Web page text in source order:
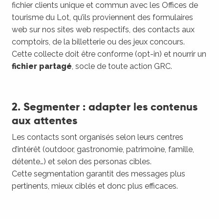
fichier clients unique et commun avec les Offices de
tourisme du Lot, qu’ils proviennent des formulaires
web sur nos sites web respectifs, des contacts aux
comptoirs, de la billetterie ou des jeux concours.
Cette collecte doit être conforme (opt-in) et nourrir un
fichier partagé, socle de toute action GRC.
2. Segmenter : adapter les contenus
aux attentes
Les contacts sont organisés selon leurs centres
d’intérêt (outdoor, gastronomie, patrimoine, famille,
détente…) et selon des personas cibles.
Cette segmentation garantit des messages plus
pertinents, mieux ciblés et donc plus efficaces.